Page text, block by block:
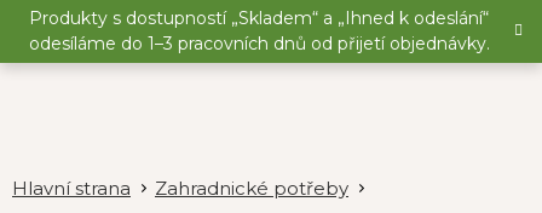
Přejít
obsah
Produkty s dostupností „Skladem“ a „Ihned k odeslání“
odesíláme do 1–3 pracovních dnů od přijetí objednávky.
Zahradnické potřeby